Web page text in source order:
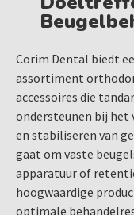
Corim Dental biedt
assortiment
accessoires die
ondersteunen bij het
en stabiliseren van
gaat om vaste
apparatuur of
hoogwaardige
optimale